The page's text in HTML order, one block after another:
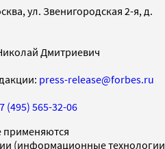
ул. Звенигородская 2-я, д.
Дмитриевич
press-release@forbes.ru
(495) 565-32-06
(информационные технологии